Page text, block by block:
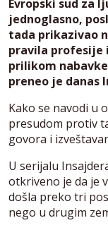
Evropski sud za
jednoglasno,
tada prikazivao
pravila profesije
prilikom
preneo je danas
Kako se navodi u
presudom protiv
govora i
U serijalu
otkriveno je da je
došla preko tri
nego u drugim